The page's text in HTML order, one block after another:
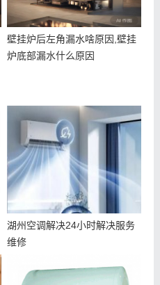
壁挂炉后左角漏水啥原因,壁挂
炉底部漏水什么原因
湖州空调解决24小时解决服务
维修